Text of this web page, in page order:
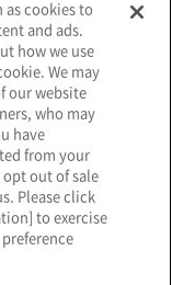
（別ウィンドウで開
（別ウィンドウで開
マガジン（別ウィンド
ー
as cookies to
and ads.
how we use
We may
our website
who may
have
from your
opt out of sale
Please click
to exercise